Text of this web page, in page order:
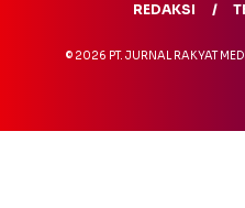
REDAKSI
© 2026 PT. JURNAL RAKYAT